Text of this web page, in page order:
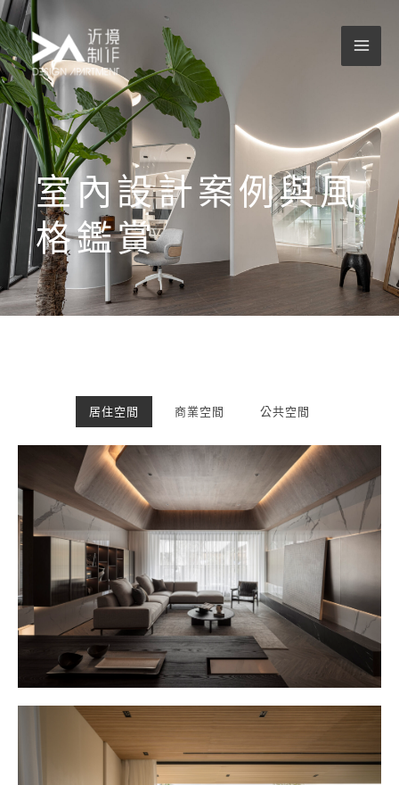
跳
至
主
要
內
容
室內設計案例與風
格鑑賞
居住空間 商業空間 公共空間